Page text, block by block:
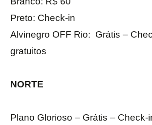
Preto: Check-in
Alvinegro OFF Rio: Grátis –
gratuitos
NORTE
Plano Glorioso – Grátis – Check-